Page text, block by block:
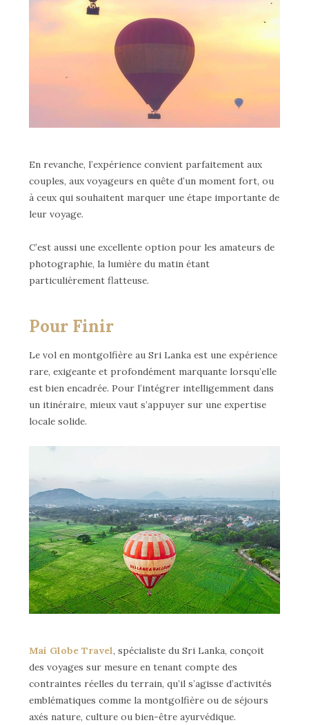
En revanche, l’expérience convient parfaitement aux
couples, aux voyageurs en quête d’un moment fort, ou
à ceux qui souhaitent marquer une étape importante de
leur voyage.
C’est aussi une excellente option pour les amateurs de
photographie, la lumière du matin étant
particulièrement flatteuse.
Pour Finir
Le vol en montgolfière au Sri Lanka est une expérience
rare, exigeante et profondément marquante lorsqu’elle
est bien encadrée. Pour l’intégrer intelligemment dans
un itinéraire, mieux vaut s’appuyer sur une expertise
locale solide.
Mai Globe Travel, spécialiste du Sri Lanka, conçoit
des voyages sur mesure en tenant compte des
contraintes réelles du terrain, qu’il s’agisse d’activités
emblématiques comme la montgolfière ou de séjours
axés nature, culture ou bien-être ayurvédique.